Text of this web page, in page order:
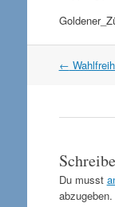
Artikel
←
Du musst
abzugeben.